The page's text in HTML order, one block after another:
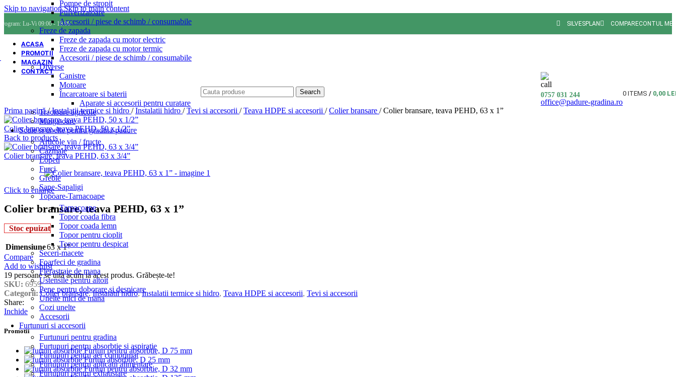
Skip to navigationSkip to main content
Lu-Vi 09:00 - 18:00 SILVESPLAN COMPARECONTUL
ACASA
PROMOTII
MAGAZIN
CONTACT
Pompe de stropit
Pulverizatoare
Accesorii / piese de schimb / consumabile
Freze de zapada
Freze de zapada cu motor electric
Freze de zapada cu motor termic
Accesorii / piese de schimb / consumabile
Diverse
Canistre
Motoare
Încarcatoare si baterii
Aparate si accesorii pentru curatare
Tractoare agricole
Mulgatoare
Scule si unelte pentru gradina-padure
Articole vin / fructe
Cazmale
Lopeti
Furci
Greble
Sape-Sapaligi
Topoare-Tarnacoape
Tarnacoape
Topor coada fibra
Topor coada lemn
Topor pentru cioplit
Topor pentru despicat
Seceri-macete
Foarfeci de gradina
Fierastraie de mana
Ustensile pentru altoit
Pene pentru doborare si despicare
Unelte mici de mana
Cozi unelte
Accesorii
Furtunuri si accesorii
Furtunuri pentru gradina
Furtunuri pentru absorbtie si aspiratie
Furtunuri pentru aer comprimat
Furtunuri pentru aplicatii alimentare
Furtunuri pentru exhaustare
Search 0757 031 244
office@padure-gradina.ro
0 ITEMS / 0,00
Prima pagină/ Instalatii termice si hidro / Instalatii hidro / Tevi si accesorii / Teava HDPE si accesorii / Colier bransare / Colier bransare, teava PEHD, 63 x 1”
Colier bransare, teava PEHD, 50 x 1/2”
Back to products
Colier bransare, teava PEHD, 63 x 3/4”
Click to enlarge
Colier bransare, teava PEHD, 63 x 1”
Stoc epuizat
Dimensiune63 x 1”
Compare
Add to wishlist
19 persoane se uită acum la acest produs. Grăbește-te!
SKU: 6959
Categorii: Colier bransare, Instalatii hidro, Instalatii termice si hidro, Teava HDPE si accesorii, Tevi si accesorii
Share:
Inchide
Promotii
Furtun pentru absorbtie, D 75 mm
Furtun absorbtie, D 25 mm
Furtun pentru absorbtie, D 32 mm